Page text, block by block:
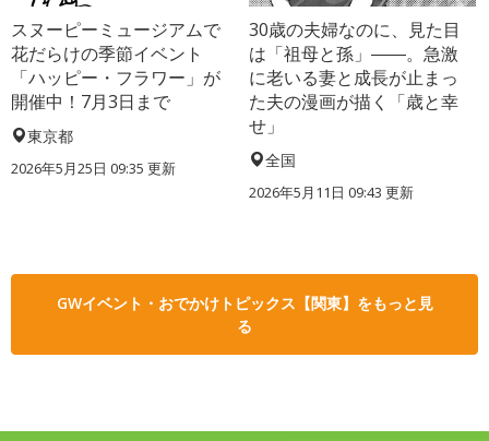
スヌーピーミュージアムで
花だらけの季節イベント
「ハッピー・フラワー」が
開催中！7月3日まで
東京都
2026年5月25日 09:35 更新
30歳の夫婦なのに、見た目
は「祖母と孫」――。急激
に老いる妻と成長が止まっ
た夫の漫画が描く「歳と幸
せ」
全国
2026年5月11日 09:43 更新
GWイベント・おでかけトピックス【関東】をもっと見
る